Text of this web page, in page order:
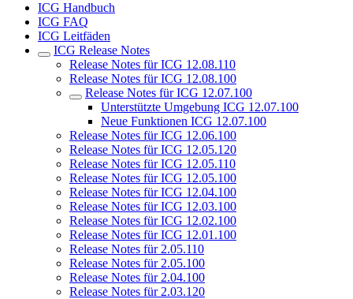
ICG Handbuch
ICG FAQ
ICG Leitfäden
ICG Release Notes
Release Notes für ICG 12.08.110
Release Notes für ICG 12.08.100
Release Notes für ICG 12.07.100
Unterstützte Umgebung ICG 12.07.100
Neue Funktionen ICG 12.07.100
Release Notes für ICG 12.06.100
Release Notes für ICG 12.05.120
Release Notes für ICG 12.05.110
Release Notes für ICG 12.05.100
Release Notes für ICG 12.04.100
Release Notes für ICG 12.03.100
Release Notes für ICG 12.02.100
Release Notes für ICG 12.01.100
Release Notes für 2.05.110
Release Notes für 2.05.100
Release Notes für 2.04.100
Release Notes für 2.03.120